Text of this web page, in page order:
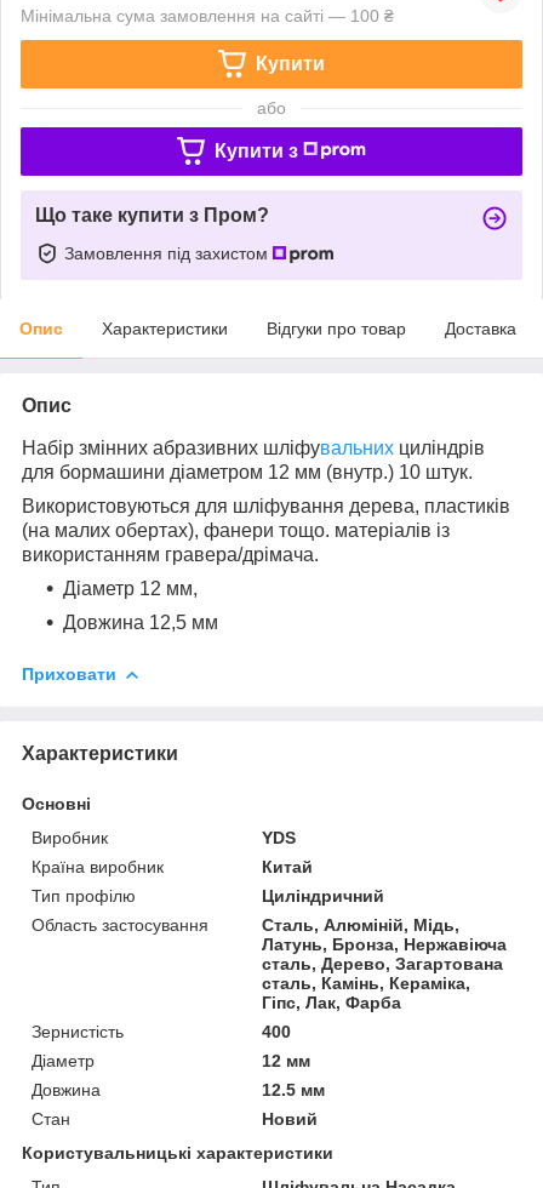
Мінімальна сума замовлення на сайті — 100 ₴
Купити
або
Купити з
Що таке купити з Пром?
Замовлення під захистом
Опис Характеристики Відгуки про товар Доставка
Опис
Набір змінних абразивних шліфувальних циліндрів
для бормашини діаметром 12 мм (внутр.) 10 штук.
Використовуються для шліфування дерева, пластиків
(на малих обертах), фанери тощо. матеріалів із
використанням гравера/дрімача.
Діаметр 12 мм,
Довжина 12,5 мм
Приховати
Характеристики
Основні
Виробник
YDS
Країна виробник
Китай
Тип профілю
Циліндричний
Область застосування
Сталь, Алюміній, Мідь,
Латунь, Бронза, Нержавіюча
сталь, Дерево, Загартована
сталь, Камінь, Кераміка,
Гіпс, Лак, Фарба
Зернистість
400
Діаметр
12 мм
Довжина
12.5 мм
Стан
Новий
Користувальницькі характеристики